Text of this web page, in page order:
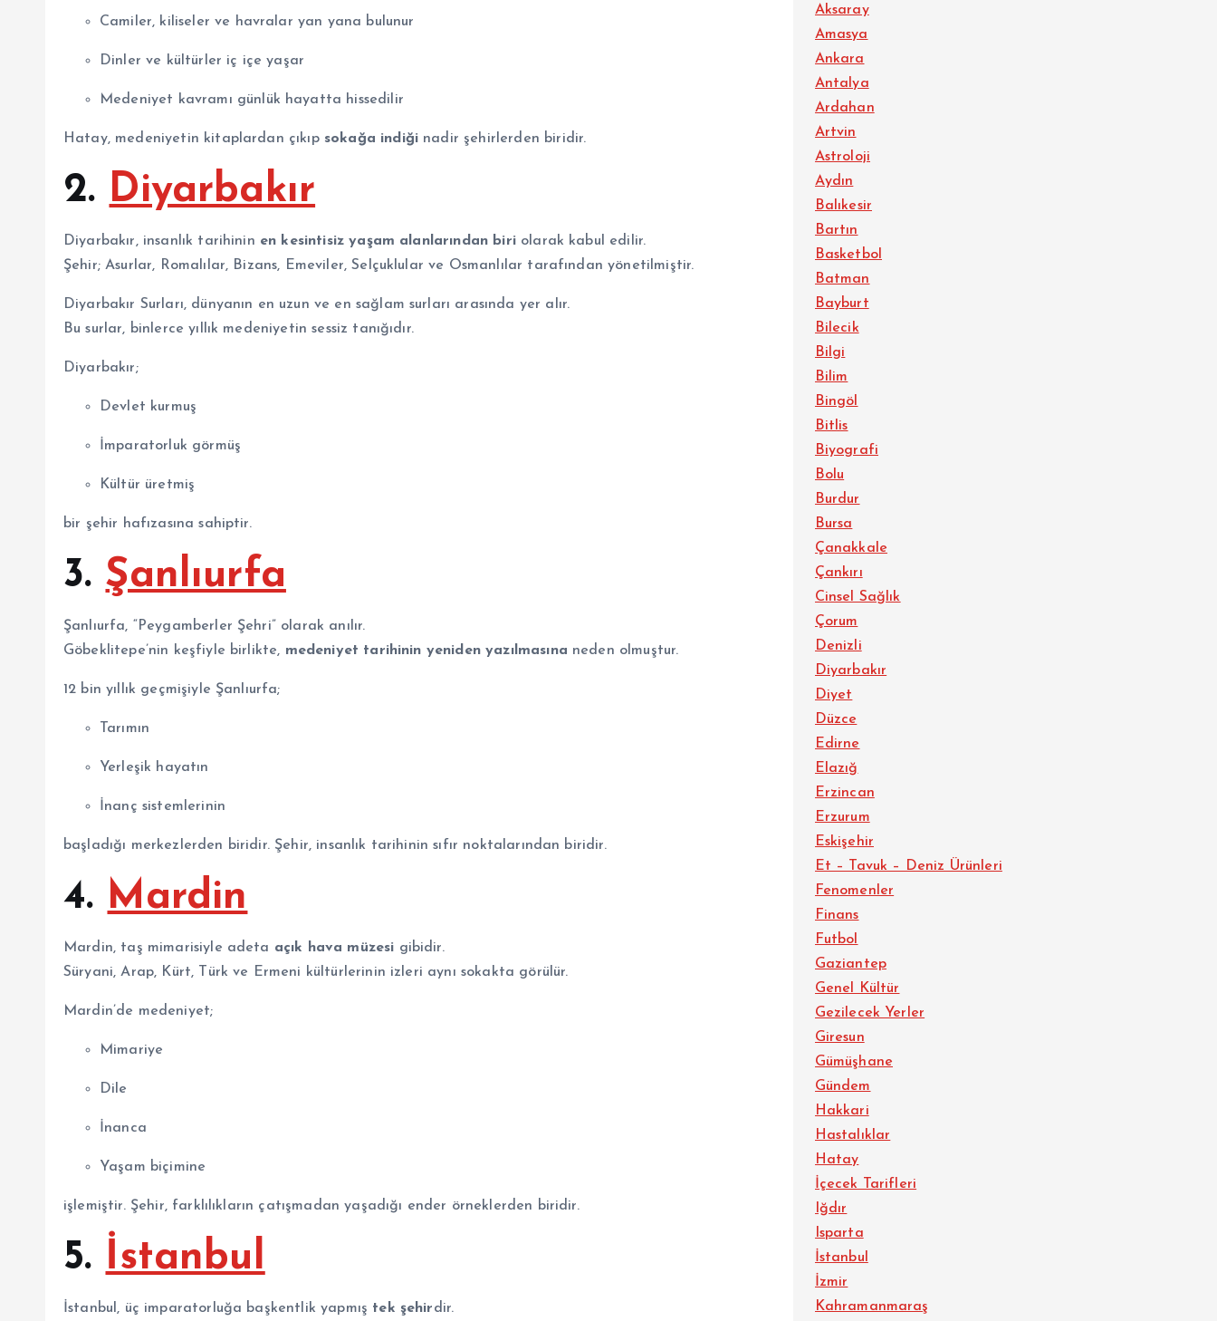
Camiler, kiliseler ve havralar yan yana bulunur
Dinler ve kültürler iç içe yaşar
Medeniyet kavramı günlük hayatta hissedilir
Hatay, medeniyetin kitaplardan çıkıp sokağa indiği nadir şehirlerden biridir.
2. Diyarbakır
Diyarbakır, insanlık tarihinin en kesintisiz yaşam alanlarından biriolarak kabul edilir.
Şehir; Asurlar, Romalılar, Bizans, Emeviler, Selçuklular ve Osmanlılar tarafından yönetilmiştir.
Diyarbakır Surları, dünyanın en uzun ve en sağlam surları arasında yer alır.
Bu surlar, binlerce yıllık medeniyetin sessiz tanığıdır.
Diyarbakır;
Devlet kurmuş
İmparatorluk görmüş
Kültür üretmiş
bir şehir hafızasına sahiptir.
3. Şanlıurfa
Şanlıurfa, “Peygamberler Şehri” olarak anılır.
Göbeklitepe’nin keşfiyle birlikte, medeniyet tarihinin yeniden yazılmasına neden olmuştur.
12 bin yıllık geçmişiyle Şanlıurfa;
Tarımın
Yerleşik hayatın
İnanç sistemlerinin
başladığı merkezlerden biridir. Şehir, insanlık tarihinin sıfır noktalarından biridir.
4. Mardin
Mardin, taş mimarisiyle adeta açık hava müzesi gibidir.
Süryani, Arap, Kürt, Türk ve Ermeni kültürlerinin izleri aynı sokakta görülür.
Mardin’de medeniyet;
Mimariye
Dile
İnanca
Yaşam biçimine
işlemiştir. Şehir, farklılıkların çatışmadan yaşadığı ender örneklerden biridir.
5. İstanbul
İstanbul, üç imparatorluğa başkentlik yapmış tek şehirdir.
Aksaray
Amasya
Ankara
Antalya
Ardahan
Artvin
Astroloji
Aydın
Balıkesir
Bartın
Basketbol
Batman
Bayburt
Bilecik
Bilgi
Bilim
Bingöl
Bitlis
Biyografi
Bolu
Burdur
Bursa
Çanakkale
Çankırı
Cinsel Sağlık
Çorum
Denizli
Diyarbakır
Diyet
Düzce
Edirne
Elazığ
Erzincan
Erzurum
Eskişehir
Et – Tavuk – Deniz Ürünleri
Fenomenler
Finans
Futbol
Gaziantep
Genel Kültür
Gezilecek Yerler
Giresun
Gümüşhane
Gündem
Hakkari
Hastalıklar
Hatay
İçecek Tarifleri
Iğdır
Isparta
İstanbul
İzmir
Kahramanmaraş